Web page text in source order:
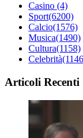
Casino (4)
Sport(6200)
Calcio(1576)
Musica(1490)
Cultura(1158)
Celebrità
Articoli Recenti